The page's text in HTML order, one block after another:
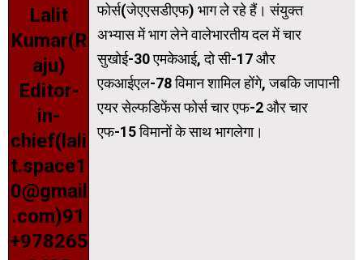
Lalit
Kumar(R
aju)
Editor-
in-
chief(lali
t.space1
0@gmail
.com)91
+978265
फोर्स(जेएएसडीएफ) भाग ले रहे हैं। संयुक्त
अभ्यास में भाग लेने वालेभारतीय दल में चार
सुखोई-30 एमकेआई, दो सी-17 और
एकआईएल-78 विमान शामिल होंगे, जबकि जापानी
एयर सेल्फडिफेंस फोर्स चार एफ-2 और चार
एफ-15 विमानों के साथ भागलेगा।